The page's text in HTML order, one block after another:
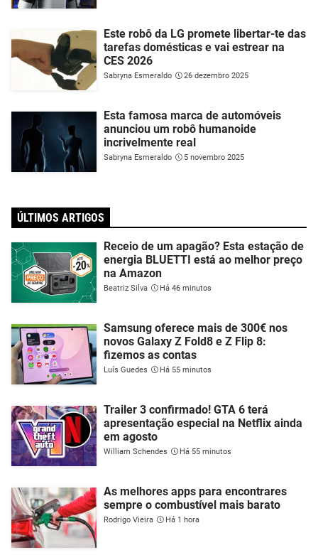
Este robô da LG promete libertar-te das
tarefas domésticas e vai estrear na
CES 2026
Sabryna Esmeraldo 26 dezembro 2025
Esta famosa marca de automóveis
anunciou um robô humanoide
incrivelmente real
Sabryna Esmeraldo 5 novembro 2025
ÚLTIMOS ARTIGOS
Receio de um apagão? Esta estação de
energia BLUETTI está ao melhor preço
na Amazon
Beatriz Silva Há 46 minutos
Samsung oferece mais de 300€ nos
novos Galaxy Z Fold8 e Z Flip 8:
fizemos as contas
Luís Guedes Há 55 minutos
Trailer 3 confirmado! GTA 6 terá
apresentação especial na Netflix ainda
em agosto
William Schendes Há 55 minutos
As melhores apps para encontrares
sempre o combustível mais barato
Rodrigo Vieira Há 1 hora